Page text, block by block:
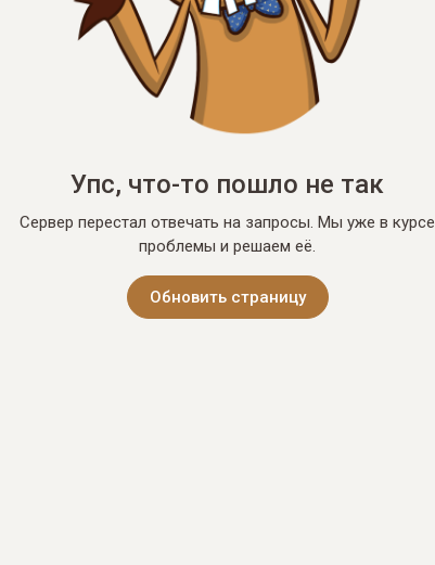
Упс, что-то пошло не так
Сервер перестал отвечать на запросы. Мы уже в курсе
проблемы и решаем её.
Обновить страницу